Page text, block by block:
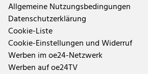
Allgemeine Nutzungsbedingungen
Datenschutzerklärung
Cookie-Liste
Cookie-Einstellungen und Widerruf
Werben im oe24-Netzwerk
Werben auf oe24TV